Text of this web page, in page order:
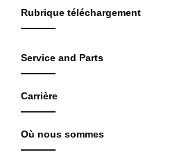
Rubrique téléchargement
Service and Parts
Carrière
Où nous sommes